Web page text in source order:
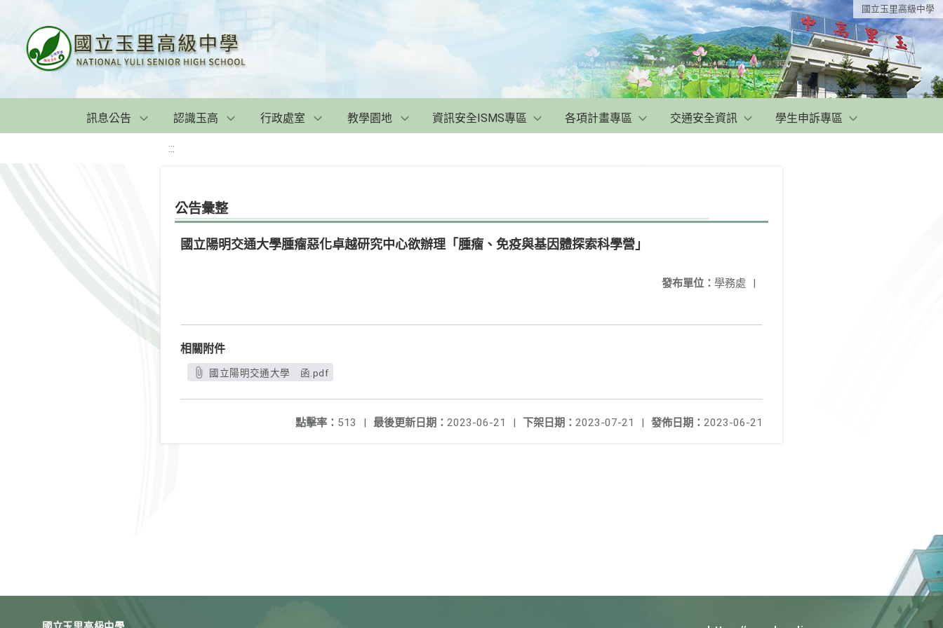
國立玉里高級中學
訊息公告 認識玉高 行政處室 教學園地 資訊安全ISMS專區 各項計畫專區 交通安全資訊 學生申訴專區
:::
公告彙整
國立陽明交通大學腫瘤惡化卓越研究中心欲辦理「腫瘤、免疫與基因體探索科學營」
發布單位： 學務處 |
相關附件
國立陽明交通大學 函.pdf
發佈日期： 2023-06-21
下架日期： 2023-07-21 |
最後更新日期： 2023-06-21 |
點擊率： 513 |